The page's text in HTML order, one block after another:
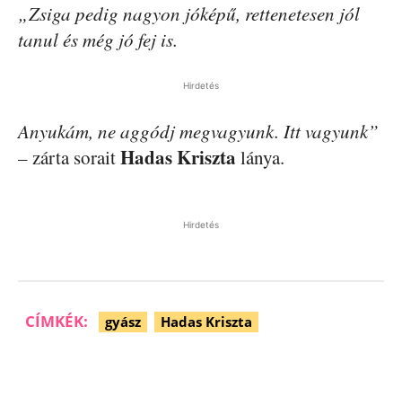
„Zsiga pedig nagyon jóképű, rettenetesen jól
tanul és még jó fej is.
Hirdetés
Anyukám, ne aggódj megvagyunk. Itt vagyunk”
– zárta soraitHadas Kriszta lánya.
Hirdetés
CÍMKÉK: gyász Hadas Kriszta